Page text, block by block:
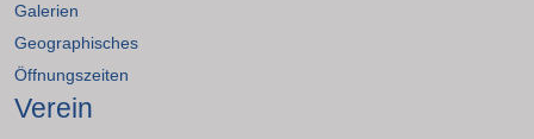
Galerien
Geographisches
Öffnungszeiten
Verein